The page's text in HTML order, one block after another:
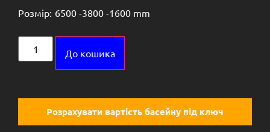
Розмір: 6500 -3800 -1600 mm
До кошика
Розрахувати вартість басейну під ключ